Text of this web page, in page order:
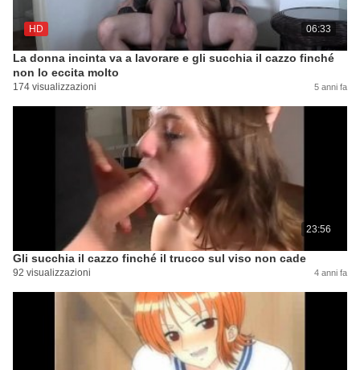
HD 06:33
La donna incinta va a lavorare e gli succhia il cazzo finché
non lo eccita molto
174 visualizzazioni 5 anni fa
23:56
Gli succhia il cazzo finché il trucco sul viso non cade
92 visualizzazioni 4 anni fa